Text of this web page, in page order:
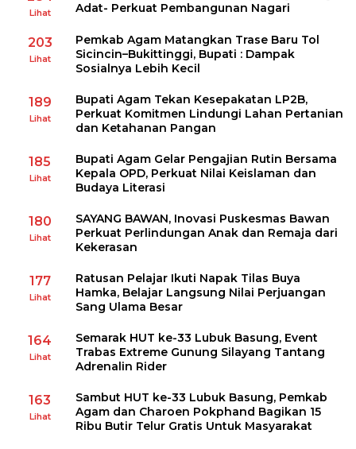
Lihat
Adat- Perkuat Pembangunan Nagari
203
Lihat
Pemkab Agam Matangkan Trase Baru Tol
Sicincin–Bukittinggi, Bupati : Dampak
Sosialnya Lebih Kecil
189
Lihat
Bupati Agam Tekan Kesepakatan LP2B,
Perkuat Komitmen Lindungi Lahan Pertanian
dan Ketahanan Pangan
185
Lihat
Bupati Agam Gelar Pengajian Rutin Bersama
Kepala OPD, Perkuat Nilai Keislaman dan
Budaya Literasi
180
Lihat
SAYANG BAWAN, Inovasi Puskesmas Bawan
Perkuat Perlindungan Anak dan Remaja dari
Kekerasan
177
Lihat
Ratusan Pelajar Ikuti Napak Tilas Buya
Hamka, Belajar Langsung Nilai Perjuangan
Sang Ulama Besar
164
Lihat
Semarak HUT ke-33 Lubuk Basung, Event
Trabas Extreme Gunung Silayang Tantang
Adrenalin Rider
163
Lihat
Sambut HUT ke-33 Lubuk Basung, Pemkab
Agam dan Charoen Pokphand Bagikan 15
Ribu Butir Telur Gratis Untuk Masyarakat